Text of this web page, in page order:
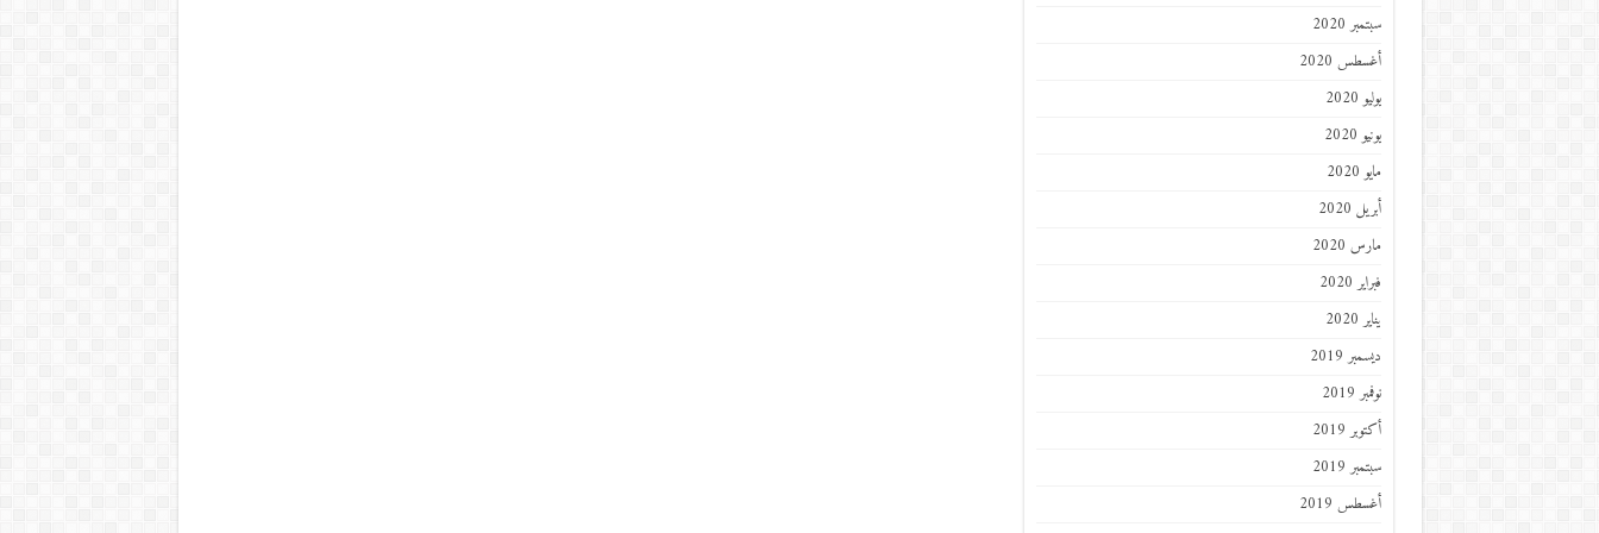
سبتمبر 2020
أغسطس 2020
يوليو 2020
يونيو 2020
مايو 2020
أبريل 2020
مارس 2020
فبراير 2020
يناير 2020
ديسمبر 2019
نوفمبر 2019
أكتوبر 2019
سبتمبر 2019
أغسطس 2019